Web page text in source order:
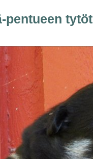
pentueen tytöt